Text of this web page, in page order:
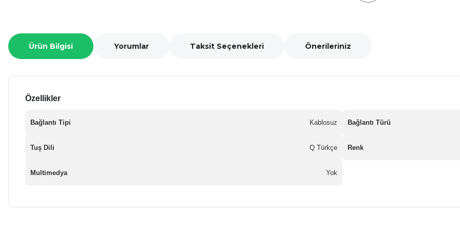
Ürün Bilgisi Yorumlar Taksit Seçenekleri Önerileriniz
Özellikler
Bağlantı Tipi Kablosuz Bağlantı Türü
Tuş Dili Q Türkçe Renk
Multimedya Yok